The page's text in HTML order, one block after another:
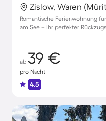
Zislow, Waren
Romantische Ferienwohnung
am See – Ihr perfekter
ab 39 €
pro Nacht
4.5